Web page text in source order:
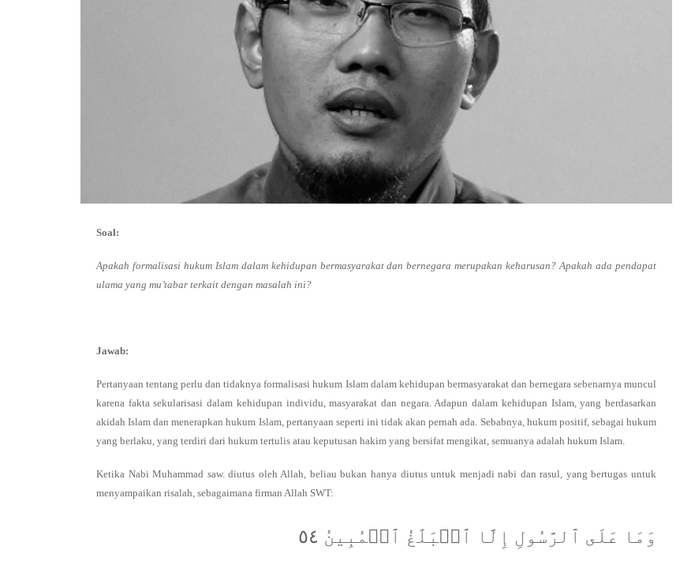
Soal:
Apakah formalisasi hukum Islam dalam kehidupan bermasyarakat dan bernegara merupakan keharusan? Apakah ada pendapat
ulama yang mu’tabar terkait dengan masalah ini?
Jawab:
Pertanyaan tentang perlu dan tidaknya formalisasi hukum Islam dalam kehidupan bermasyarakat dan bernegara sebenarnya muncul
karena fakta sekularisasi dalam kehidupan individu, masyarakat dan negara. Adapun dalam kehidupan Islam, yang berdasarkan
akidah Islam dan menerapkan hukum Islam, pertanyaan seperti ini tidak akan pernah ada. Sebabnya, hukum positif, sebagai hukum
yang berlaku, yang terdiri dari hukum tertulis atau keputusan hakim yang bersifat mengikat, semuanya adalah hukum Islam.
Ketika Nabi Muhammad saw. diutus oleh Allah, beliau bukan hanya diutus untuk menjadi nabi dan rasul, yang bertugas untuk
menyampaikan risalah, sebagaimana firman Allah SWT:
وَمَا عَلَى ٱلرَّسُولِ إِلَّا ٱلۡبَلَٰغُ ٱلۡمُبِينُ ٥٤